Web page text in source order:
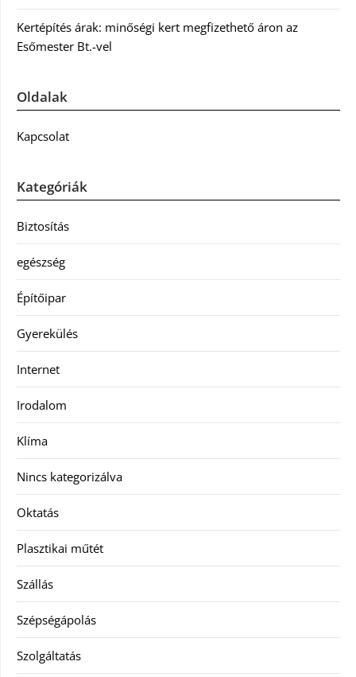
Kertépítés árak: minőségi kert megfizethető áron az
Esőmester Bt.-vel
Oldalak
Kapcsolat
Kategóriák
Biztosítás
egészség
Építőipar
Gyerekülés
Internet
Irodalom
Klíma
Nincs kategorizálva
Oktatás
Plasztikai műtét
Szállás
Szépségápolás
Szolgáltatás